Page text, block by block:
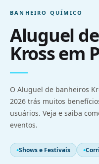
BANHEIRO QUÍMICO
Aluguel
Kross em
O Aluguel de banheiros
2026 trás muitos
usuários. Veja e saiba
eventos.
Shows e Festivais